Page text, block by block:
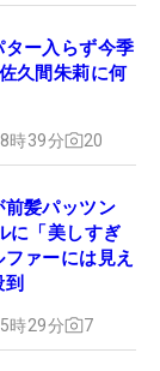
ター入らず今季
久間朱莉に何
時39分 20
前髪パッツン
に「美しすぎ
ァーには見え
時29分 7